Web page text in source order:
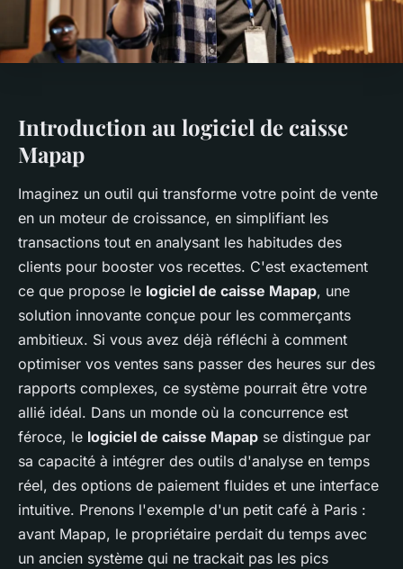
Introduction au logiciel de caisse
Mapap
Imaginez un outil qui transforme votre point de vente
en un moteur de croissance, en simplifiant les
transactions tout en analysant les habitudes des
clients pour booster vos recettes. C'est exactement
ce que propose le logiciel de caisse Mapap, une
solution innovante conçue pour les commerçants
ambitieux. Si vous avez déjà réfléchi à comment
optimiser vos ventes sans passer des heures sur des
rapports complexes, ce système pourrait être votre
allié idéal. Dans un monde où la concurrence est
féroce, le logiciel de caisse Mapap se distingue par
sa capacité à intégrer des outils d'analyse en temps
réel, des options de paiement fluides et une interface
intuitive. Prenons l'exemple d'un petit café à Paris :
avant Mapap, le propriétaire perdait du temps avec
un ancien système qui ne trackait pas les pics